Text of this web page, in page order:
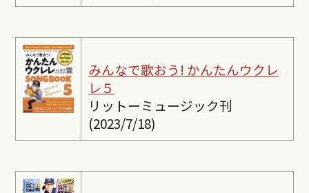
みんなで歌おう! かんたんウクレ
レ５
リットーミュージック刊
(2023/7/18)